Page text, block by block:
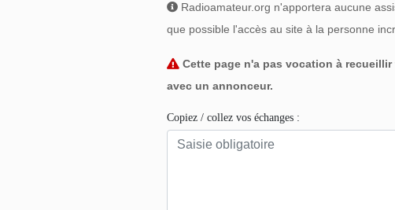
Radioamateur.org n'apportera aucune
que possible l'accès au site à la personne
Cette page n'a pas vocation à
avec un annonceur.
Copiez / collez vos échanges :